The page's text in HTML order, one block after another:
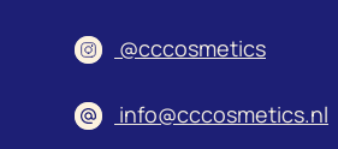
@cccosmetics
info@cccosmetics.nl